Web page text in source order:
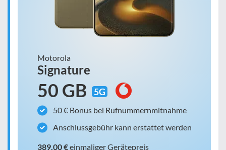
Motorola
Signature
50 GB 5G
50 € Bonus bei Rufnummernmitnahme
Anschlussgebühr kann erstattet werden
389,00 €einmaliger Gerätepreis